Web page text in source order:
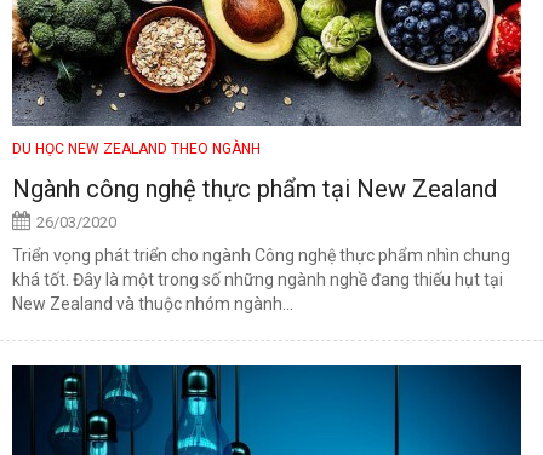
DU HỌC NEW ZEALAND THEO NGÀNH
Ngành công nghệ thực phẩm tại New Zealand
26/03/2020
Triển vọng phát triển cho ngành Công nghệ thực phẩm nhìn chung
khá tốt. Đây là một trong số những ngành nghề đang thiếu hụt tại
New Zealand và thuộc nhóm ngành...